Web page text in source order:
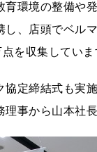
育環境の整備や
、店頭でベル
を収集していま
定締結式も実
事から山本社